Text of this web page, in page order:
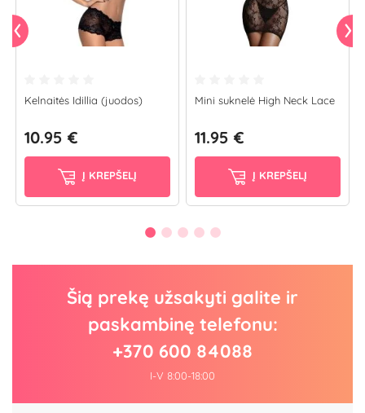
Kelnaitės Idillia (juodos)
10.95 €
Į KREPŠELĮ
Mini suknelė High Neck Lace
11.95 €
Į KREPŠELĮ
Šią prekę užsakyti galite ir
paskambinę telefonu:
+370 600 84088
I-V 8:00-18:00